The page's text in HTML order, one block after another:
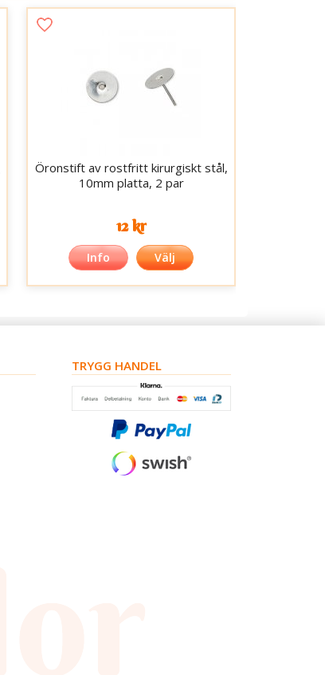
Öronstift av rostfritt kirurgiskt stål,
10mm platta, 2 par
12 kr
Info Välj
TRYGG HANDEL